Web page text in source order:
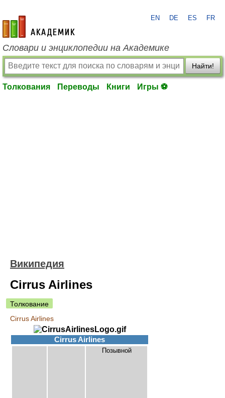
academic.ru
EN DE ES FR
Словари и энциклопедии на Академике
Найти!
Толкования Переводы Книги Игры ⚽
Википедия
Cirrus Airlines
Толкование
Cirrus Airlines
Cirrus Airlines
Позывной